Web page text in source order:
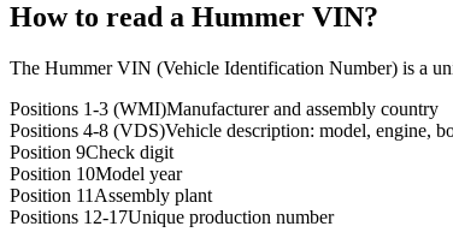
How to read a Hummer VIN?
The Hummer VIN (Vehicle Identification Number) is a
Positions 1-3 (WMI)Manufacturer and assembly country
Positions 4-8 (VDS)Vehicle description: model, engine,
Position 9Check digit
Position 10Model year
Position 11 Assembly plant
Positions 12-17Unique production number